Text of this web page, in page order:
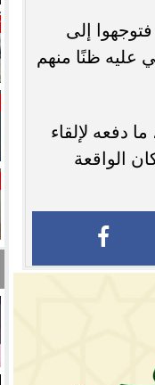
إلى
عليه ظنًا منهم
دفعه لإلقاء
الواقعة